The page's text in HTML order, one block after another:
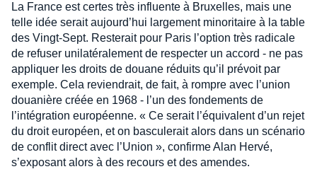
La France est certes très influente à Bruxelles, mais une
telle idée serait aujourd’hui largement minoritaire à la table
des Vingt-Sept. Resterait pour Paris l’option très radicale
de refuser unilatéralement de respecter un accord - ne pas
appliquer les droits de douane réduits qu’il prévoit par
exemple. Cela reviendrait, de fait, à rompre avec l’union
douanière créée en 1968 - l’un des fondements de
l’intégration européenne. « Ce serait l’équivalent d’un rejet
du droit européen, et on basculerait alors dans un scénario
de conflit direct avec l’Union », confirme Alan Hervé,
s’exposant alors à des recours et des amendes.